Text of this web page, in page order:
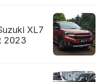
XL7
2023